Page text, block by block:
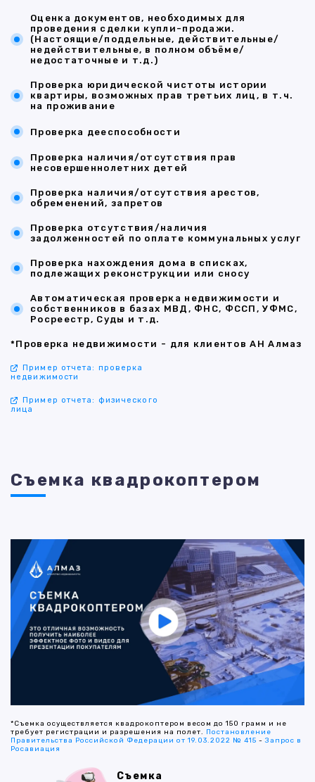
Оценка документов, необходимых для
проведения сделки купли-продажи.
(Настоящие/поддельные, действительные/
недействительные, в полном объёме/
недостаточные и т.д.)
Проверка юридической чистоты истории
квартиры, возможных прав третьих лиц, в т.ч.
на проживание
Проверка дееспособности
Проверка наличия/отсутствия прав
несовершеннолетних детей
Проверка наличия/отсутствия арестов,
обременений, запретов
Проверка отсутствия/наличия
задолженностей по оплате коммунальных услуг
Проверка нахождения дома в списках,
подлежащих реконструкции или сносу
Автоматическая проверка недвижимости и
собственников в базах МВД, ФНС, ФССП, УФМС,
Росреестр, Суды и т.д.
*Проверка недвижимости - для клиентов АН Алмаз
Пример отчета: проверка
недвижимости
Пример отчета: физического
лица
Съемка квадрокоптером
*Съемка осуществляется квадрокоптером весом до 150 грамм и не
требует регистрации и разрешения на полет. Постановление
Правительства Российской Федерации от 19.03.2022 № 415 -Запрос в
Росавиация
Съемка